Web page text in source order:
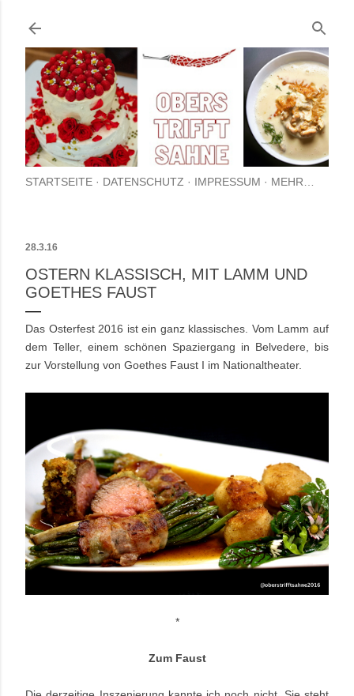
STARTSEITE DATENSCHUTZ IMPRESSUM MEHR…
28.3.16
OSTERN KLASSISCH, MIT LAMM UND
GOETHES FAUST
Das Osterfest 2016 ist ein ganz klassisches. Vom Lamm auf
dem Teller, einem schönen Spaziergang in Belvedere, bis
zur Vorstellung von Goethes Faust I im Nationaltheater.
*
Zum Faust